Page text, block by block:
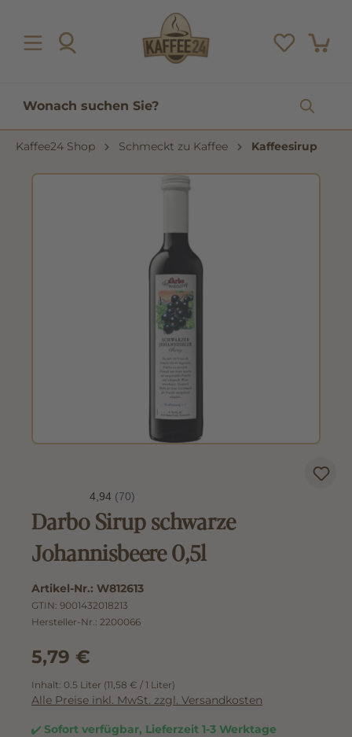
Kaffee24 Shop Schmeckt zu Kaffee Kaffeesirup
Darbo Sirup schwarze
Johannisbeere 0,5l
Artikel-Nr.: W812613
GTIN: 9001432018213
Hersteller-Nr.: 2200066
5,79 €
Inhalt: 0.5 Liter (11,58 € / 1 Liter)
Alle Preise inkl. MwSt. zzgl. Versandkosten
Sofort verfügbar, Lieferzeit 1-3 Werktage